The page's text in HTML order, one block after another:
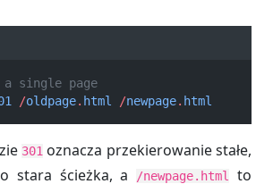
single page
/oldpage. html /newpage. html
301 oznacza przekierowanie stałe,
stara ścieżka, a /newpage.html
to